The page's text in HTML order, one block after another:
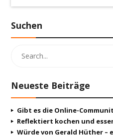
Suchen
Neueste Beiträge
Gibt es die Online-
Reflektiert kochen und
Würde von Gerald Hüther –